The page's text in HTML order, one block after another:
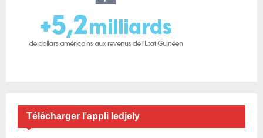
a
t
Télécharger l’appli ledjely